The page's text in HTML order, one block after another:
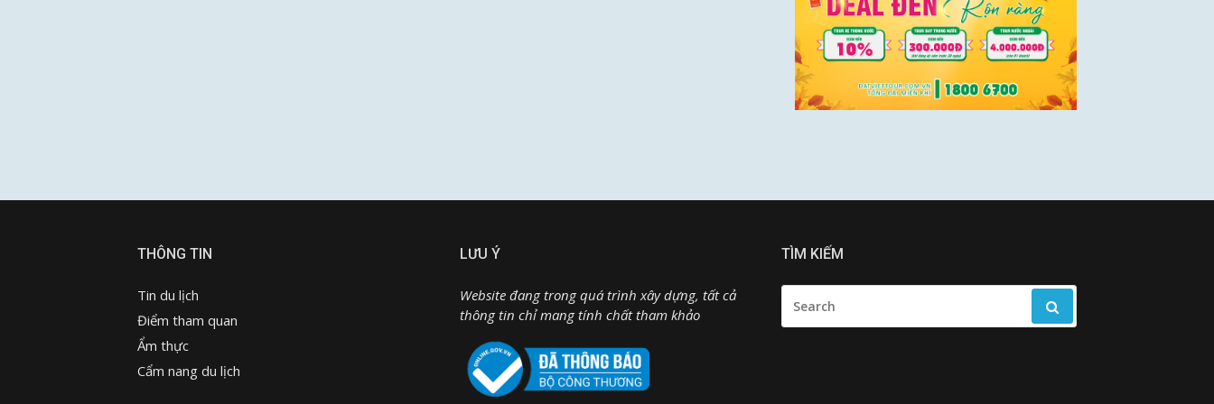
THÔNG TIN
Tin du lịch
Điểm tham quan
Ẩm thực
Cẩm nang du lịch
LƯU Ý
Website đang trong quá trình xây dựng, tất cả
thông tin chỉ mang tính chất tham khảo
TÌM KIẾM
FOR: